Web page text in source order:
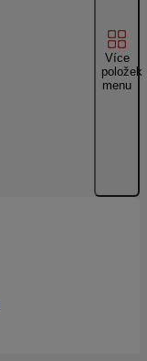
Více
položek
menu